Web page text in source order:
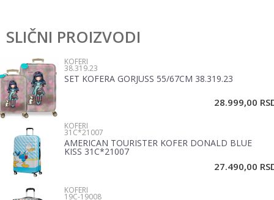
Brend
Ime/Nadimak
Email
Poruka
SLIČNI PROIZVODI
KOFERI
38.319.23
SET KOFERA GORJUSS 55/67CM 38.319.23
28.999,00
KOFERI
31C*21007
AMERICAN TOURISTER KOFER DONALD BLUE
KISS 31C*21007
27.490,00
KOFERI
19C-19008